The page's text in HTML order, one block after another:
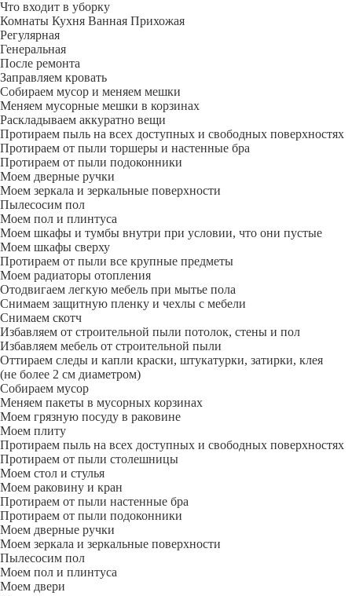
Что входит в уборку
Регу­лярная
Гене­ральная
После ремонта
Заправляем кровать
Собираем мусор и меняем мешки
Меняем мусорные мешки в корзинах
Раскладываем аккуратно вещи
Протираем пыль на всех доступных и свободных поверхностях
Протираем от пыли торшеры и настенные бра
Протираем от пыли подоконники
Моем дверные ручки
Моем зеркала и зеркальные поверхности
Пылесосим пол
Моем пол и плинтуса
Моем шкафы и тумбы внутри при условии, что они пустые
Моем шкафы сверху
Протираем от пыли все крупные предметы
Моем радиаторы отопления
Отодвигаем легкую мебель при мытье пола
Снимаем защитную пленку и чехлы с мебели
Снимаем скотч
Избавляем от строительной пыли потолок, стены и пол
Избавляем мебель от строительной пыли
Оттираем следы и капли краски, штукатурки, затирки, клея
(не более 2 см диаметром)
Собираем мусор
Меняем пакеты в мусорных корзинах
Моем грязную посуду в раковине
Моем плиту
Протираем пыль на всех доступных и свободных поверхностях
Протираем от пыли столешницы
Моем стол и стулья
Моем раковину и кран
Протираем от пыли настенные бра
Протираем от пыли подоконники
Моем дверные ручки
Моем зеркала и зеркальные поверхности
Пылесосим пол
Моем пол и плинтуса
Моем двери